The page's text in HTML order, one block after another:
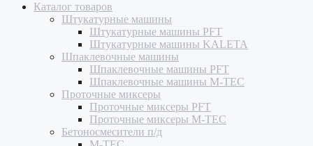
Каталог товаров
Штукатурные машины
Штукатурные машины PFT
Штукатурные машины KALETA
Шпаклевочные машины
Шпаклевочные машины PFT
Шпаклевочные машины M-TEC
Проточные миксеры
Проточные миксеры PFT
Проточные миксеры M-TEC
Бетоносмесители п/д